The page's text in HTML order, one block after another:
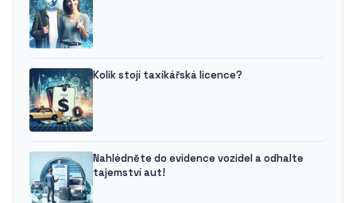
Kolik stojí taxíkářská licence?
Nahlédněte do evidence vozidel a odhalte
tajemství aut!